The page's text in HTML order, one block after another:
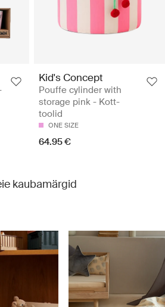
Kid's Concept
Pouffe cylinder with
storage pink - Kott-
toolid
ONE SIZE
64.95 €
kaubamärgid